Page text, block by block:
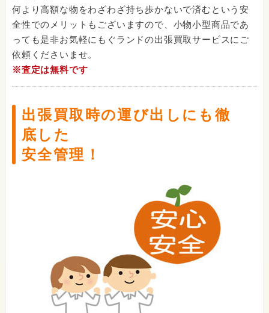
何より高額な物をわざわざ持ち歩かないで済むという安
全性でのメリットもございますので、小物小型商品であ
っても是非お気軽にもぐランドの出張買取サービスにご
依頼くださいませ。
※査定は無料です
出張買取時の運び出しにも徹
底した
安全管理！